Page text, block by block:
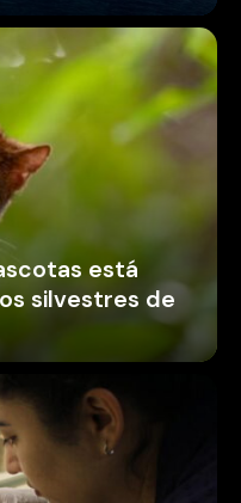
está
silvestres de